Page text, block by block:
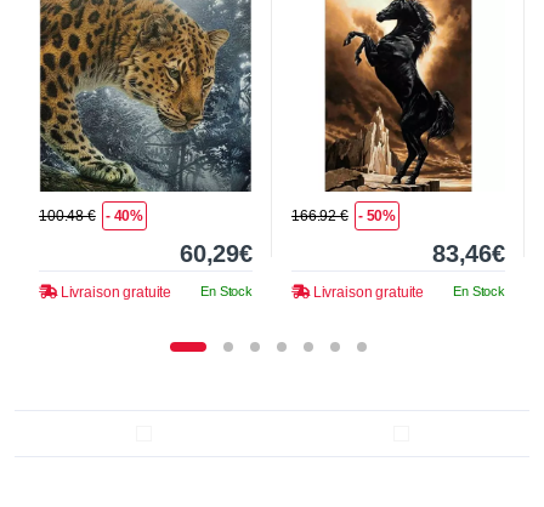
100.48 € - 40%
60,29€
Livraison gratuite En Stock
166.92 € - 50%
83,46€
Livraison gratuite En Stock